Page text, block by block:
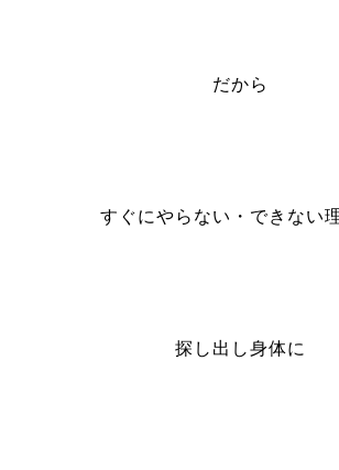
だから
すぐにやらない・できない
探し出し身体に